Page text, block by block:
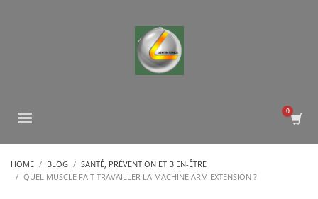
HOME BLOG
SANTÉ, PRÉVENTION ET BIEN-ÊTRE
QUEL MUSCLE FAIT TRAVAILLER LA MACHINE ARM EXTENSION ?